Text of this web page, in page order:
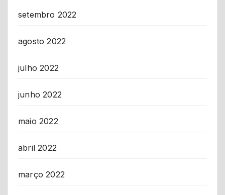
setembro 2022
agosto 2022
julho 2022
junho 2022
maio 2022
abril 2022
março 2022